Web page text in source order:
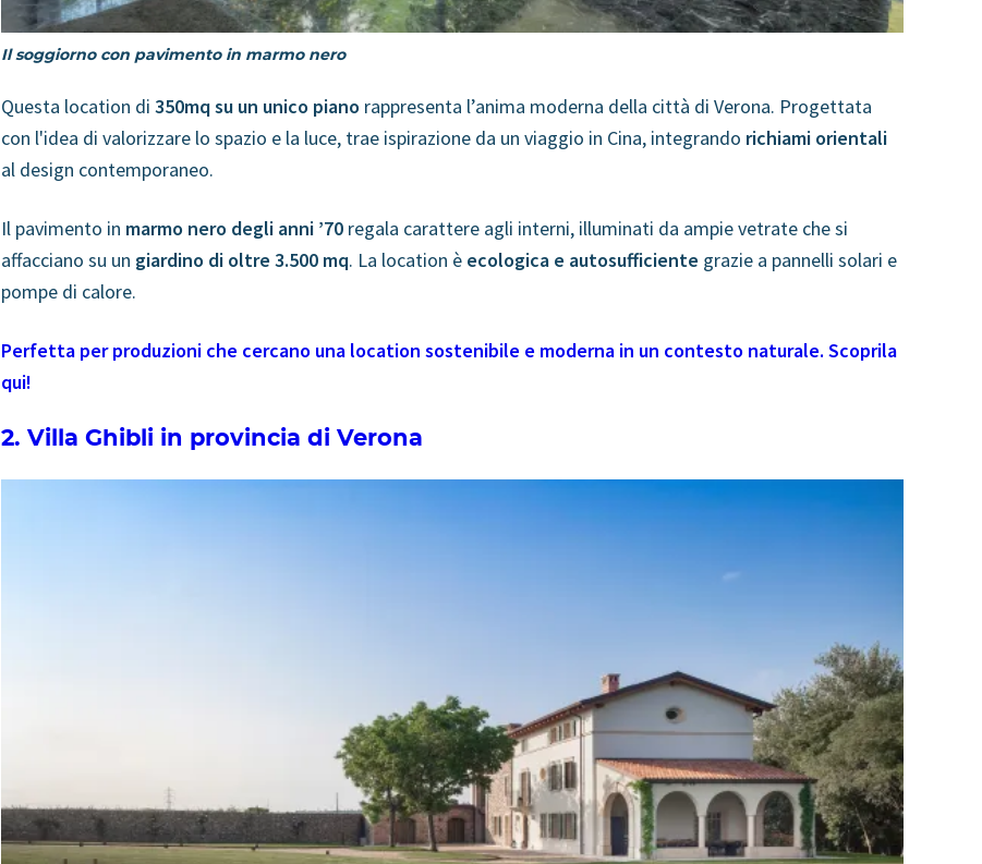
Il soggiorno con pavimento in marmo nero
Questa location di 350mq su un unico piano rappresenta l’anima moderna della città di Verona. Progettata
con l'idea di valorizzare lo spazio e la luce, trae ispirazione da un viaggio in Cina, integrando richiami orientali
al design contemporaneo.
Il pavimento in marmo nero degli anni ’70 regala carattere agli interni, illuminati da ampie vetrate che si
affacciano su un giardino di oltre 3.500 mq. La location è ecologica e autosufficiente grazie a pannelli solari e
pompe di calore.
Perfetta per produzioni che cercano una location sostenibile e moderna in un contesto naturale. Scoprila
qui!
2. Villa Ghibli in provincia di Verona